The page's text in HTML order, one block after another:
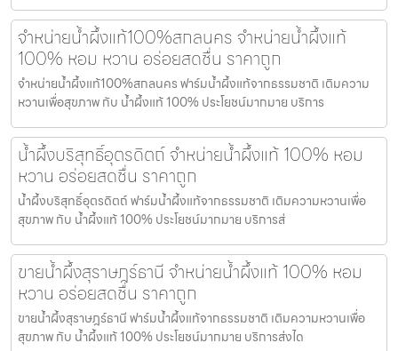
จำหน่ายน้ำผึ้งแท้100%สกลนคร จำหน่ายน้ำผึ้งแท้
100% หอม หวาน อร่อยสดชื่น ราคาถูก
จำหน่ายน้ำผึ้งแท้100%สกลนคร ฟาร์มน้ำผึ้งแท้จากธรรมชาติ เติมความ
หวานเพื่อสุขภาพ กับ น้ำผึ้งแท้ 100% ประโยชน์มากมาย บริการ
น้ำผึ้งบริสุทธิ์อุตรดิตถ์ จำหน่ายน้ำผึ้งแท้ 100% หอม
หวาน อร่อยสดชื่น ราคาถูก
น้ำผึ้งบริสุทธิ์อุตรดิตถ์ ฟาร์มน้ำผึ้งแท้จากธรรมชาติ เติมความหวานเพื่อ
สุขภาพ กับ น้ำผึ้งแท้ 100% ประโยชน์มากมาย บริการส่
ขายน้ำผึ้งสุราษฎร์ธานี จำหน่ายน้ำผึ้งแท้ 100% หอม
หวาน อร่อยสดชื่น ราคาถูก
ขายน้ำผึ้งสุราษฎร์ธานี ฟาร์มน้ำผึ้งแท้จากธรรมชาติ เติมความหวานเพื่อ
สุขภาพ กับ น้ำผึ้งแท้ 100% ประโยชน์มากมาย บริการส่งได